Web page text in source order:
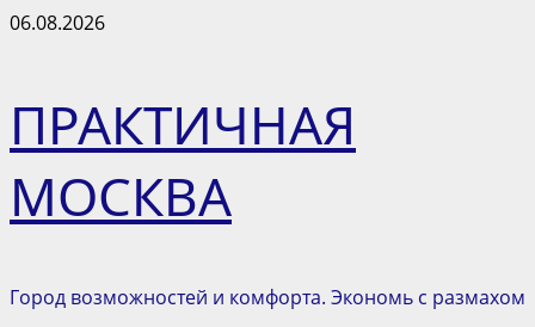
Перейти
06.08.2026
ПРАКТИЧНАЯ
МОСКВА
Город возможностей и комфорта. Экономь с размахом